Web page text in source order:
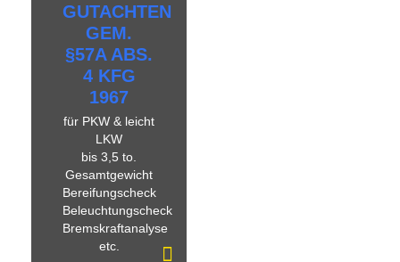
GUTACHTEN
GEM.
§57A ABS.
4 KFG
1967
für PKW & leicht
LKW
bis 3,5 to.
Gesamtgewicht
Bereifungscheck
Beleuchtungscheck
Bremskraftanalyse
etc.